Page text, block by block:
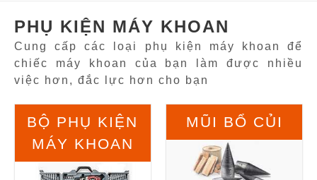
PHỤ KIỆN MÁY KHOAN
Cung cấp các loại phụ kiện máy khoan để
chiếc máy khoan của bạn làm được nhiều
việc hơn, đắc lực hơn cho bạn
BỘ PHỤ KIỆN
MÁY KHOAN
MŨI BỔ CỦI